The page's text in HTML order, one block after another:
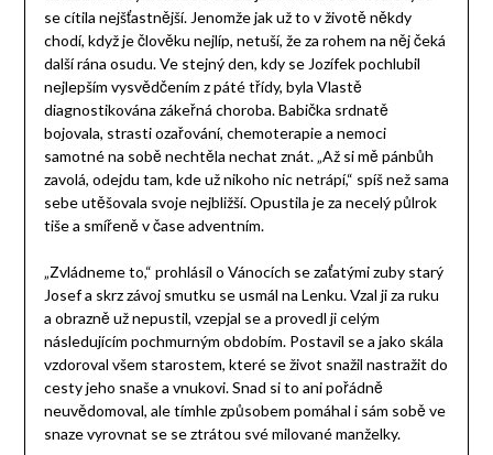
se cítila nejšťastnější. Jenomže jak už to v životě někdy
chodí, když je člověku nejlíp, netuší, že za rohem na něj čeká
další rána osudu. Ve stejný den, kdy se Jozífek pochlubil
nejlepším vysvědčením z páté třídy, byla Vlastě
diagnostikována zákeřná choroba. Babička srdnatě
bojovala, strasti ozařování, chemoterapie a nemoci
samotné na sobě nechtěla nechat znát. „Až si mě pánbůh
zavolá, odejdu tam, kde už nikoho nic netrápí,“ spíš než sama
sebe utěšovala svoje nejbližší. Opustila je za necelý půlrok
tiše a smířeně v čase adventním.
„Zvládneme to,“ prohlásil o Vánocích se zaťatými zuby starý
Josef a skrz závoj smutku se usmál na Lenku. Vzal ji za ruku
a obrazně už nepustil, vzepjal se a provedl ji celým
následujícím pochmurným obdobím. Postavil se a jako skála
vzdoroval všem starostem, které se život snažil nastražit do
cesty jeho snaše a vnukovi. Snad si to ani pořádně
neuvědomoval, ale tímhle způsobem pomáhal i sám sobě ve
snaze vyrovnat se se ztrátou své milované manželky.